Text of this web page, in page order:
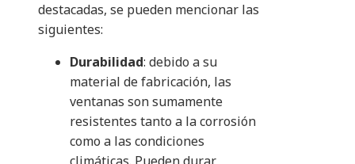
destacadas, se pueden mencionar las
siguientes:
Durabilidad: debido a su
material de fabricación, las
ventanas son sumamente
resistentes tanto a la corrosión
como a las condiciones